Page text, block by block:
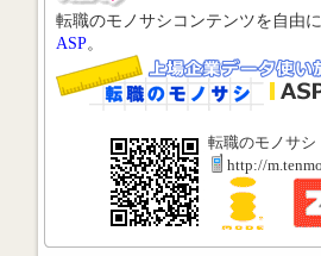
転職のモノサシコンテンツを自由
ASP。
転職のモノサシ
http://